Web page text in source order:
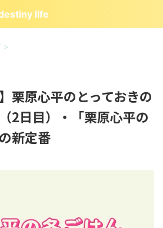
life
>
栗原心平のとっておきの
2日目）・「栗原心平の
新定番